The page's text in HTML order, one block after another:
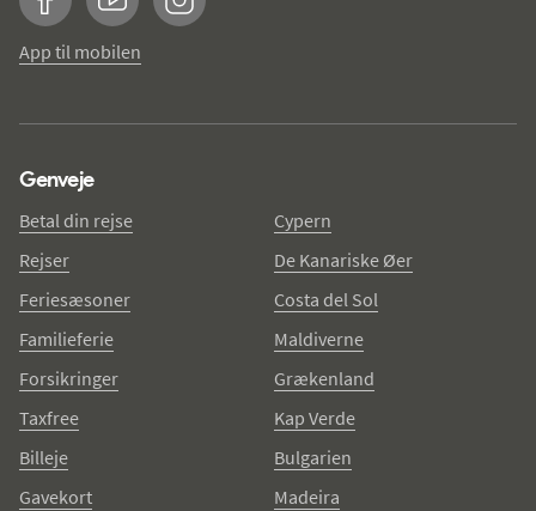
FacebookYouTubeInstagram
App til mobilen
Genveje
Betal din rejse
Rejser
Feriesæsoner
Familieferie
Forsikringer
Taxfree
Billeje
Gavekort
Cypern
De Kanariske Øer
Costa del Sol
Maldiverne
Grækenland
Kap Verde
Bulgarien
Madeira